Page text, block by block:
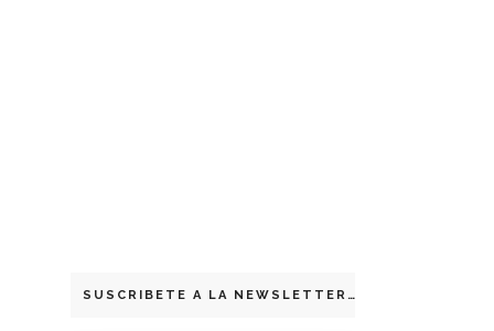
SUSCRIBETE A LA NEWSLETTER